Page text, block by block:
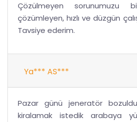
Çözülmeyen sorunumuzu
çözümleyen, hızlı ve düzgün
Tavsiye ederim.
Ya*** AS***
Pazar günü jeneratör
kiralamak istedik arabaya